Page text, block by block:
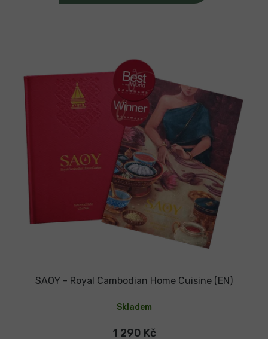
SAOY - Royal Cambodian Home Cuisine (EN)
Skladem
1 290 Kč